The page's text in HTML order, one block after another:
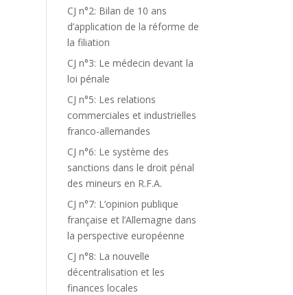
CJ n°2: Bilan de 10 ans
d’application de la réforme de
la filiation
CJ n°3: Le médecin devant la
loi pénale
CJ n°5: Les relations
commerciales et industrielles
franco-allemandes
CJ n°6: Le système des
sanctions dans le droit pénal
des mineurs en R.F.A.
CJ n°7: L’opinion publique
française et l’Allemagne dans
la perspective européenne
CJ n°8: La nouvelle
décentralisation et les
finances locales